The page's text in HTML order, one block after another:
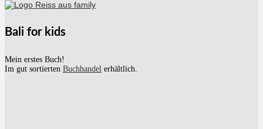
Bali for kids
Mein erstes Buch!
Im gut sortierten Buchhandel erhältlich.